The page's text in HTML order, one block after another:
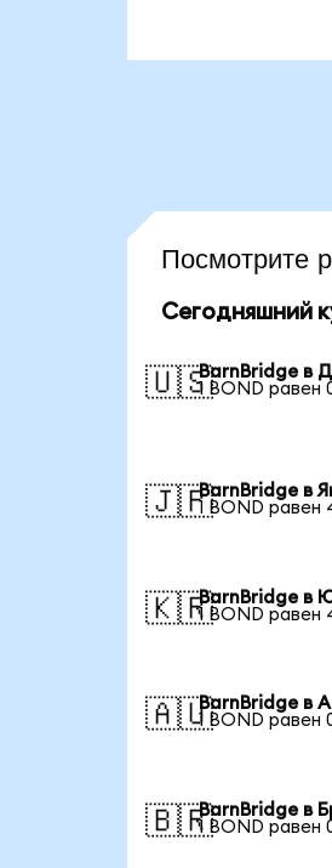
Посмотрите
Сегодняшний
🇺🇸BarnBridge в
1 BOND равен
🇯🇵BarnBridge в
1 BOND равен
🇰🇷BarnBridge в
1 BOND равен
🇦🇺BarnBridge в
1 BOND равен
🇧🇷BarnBridge в
1 BOND равен